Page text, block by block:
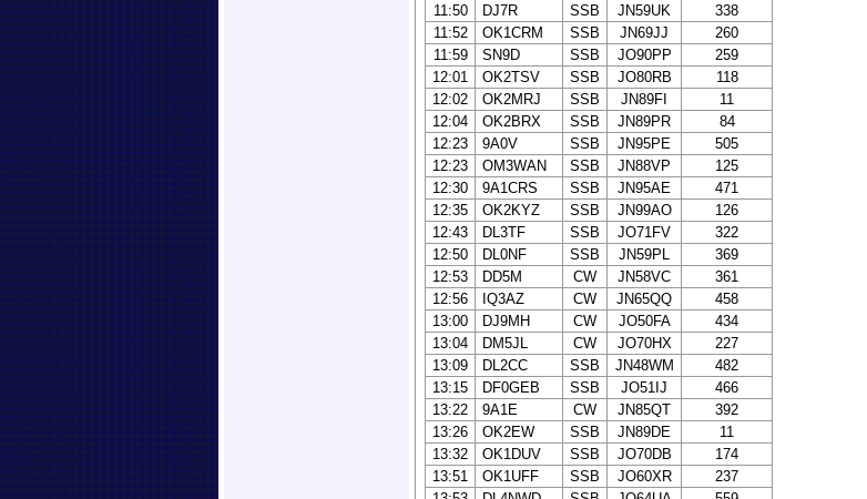
11:50
DJ7R SSB JN59UK
338
11:52
OK1CRM SSB JN69JJ
260
11:59
SN9D SSB JO90PP
259
12:01
OK2TSV SSB JO80RB
118
12:02
OK2MRJ SSB JN89FI
11
12:04
OK2BRX SSB JN89PR
84
12:23
9A0V SSB JN95PE
505
12:23
OM3WAN SSB JN88VP
125
12:30
9A1CRS SSB JN95AE
471
12:35
OK2KYZ SSB JN99AO
126
12:43
DL3TF SSB JO71FV
322
12:50
DL0NF SSB JN59PL
369
12:53
DD5M CW JN58VC
361
12:56
IQ3AZ CW JN65QQ
458
13:00
DJ9MH CW JO50FA
434
13:04
DM5JL CW JO70HX
227
13:09
DL2CC SSB JN48WM
482
13:15
DF0GEB SSB JO51IJ
466
13:22
9A1E CW JN85QT
392
13:26
OK2EW SSB JN89DE
11
13:32
OK1DUV SSB JO70DB
174
13:51
OK1UFF SSB JO60XR
237